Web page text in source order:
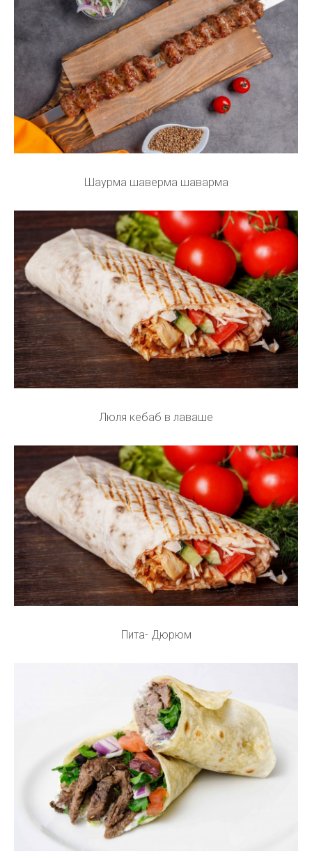
Шаурма шаверма шаварма
Люля кебаб в лаваше
Пита- Дюрюм